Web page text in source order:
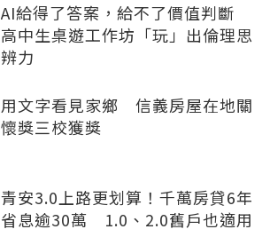
AI給得了答案，給不了價值判斷
高中生桌遊工作坊「玩」出倫理思
辨力
用文字看見家鄉 信義房屋在地關
懷獎三校獲獎
青安3.0上路更划算！千萬房貸6年
省息逾30萬 1.0、2.0舊戶也適用